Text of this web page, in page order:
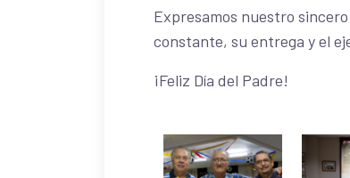
Expresamos nuestro
constante, su entrega y el
¡Feliz Día del Padre!